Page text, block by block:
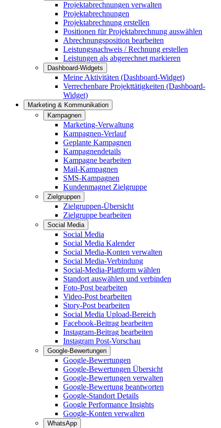
Projektabrechnungen verwalten
Projektabrechnungen
Projektabrechnung erstellen
Positionen für Projektabrechnung auswählen
Abrechnungsposition bearbeiten
Leistungsnachweis / Rechnung erstellen
Leistungen als abgerechnet markieren
Dashboard-Widgets
Meine Aktivitäten (Dashboard-Widget)
Verrechenbare Projekttätigkeiten (Dashboard-
Widget)
Marketing & Kommunikation
Kampagnen
Marketing-Verwaltung
Kampagnen-Verlauf
Geplante Kampagnen
Kampagnendetails
Kampagne bearbeiten
Mail-Kampagnen
SMS-Kampagnen
Kundenmagnet Zielgruppe
Zielgruppen
Zielgruppen-Übersicht
Zielgruppe bearbeiten
Social Media
Social Media
Social Media Kalender
Social Media-Konten verwalten
Social Media-Verbindung
Social-Media-Plattform wählen
Standort auswählen und verbinden
Foto-Post bearbeiten
Video-Post bearbeiten
Story-Post bearbeiten
Social Media Upload-Bereich
Facebook-Beitrag bearbeiten
Instagram-Beitrag bearbeiten
Instagram Post-Vorschau
Google-Bewertungen
Google-Bewertungen
Google-Bewertungen Übersicht
Google-Bewertungen verwalten
Google-Bewertung beantworten
Google-Standort Details
Google Performance Insights
Google-Konten verwalten
WhatsApp